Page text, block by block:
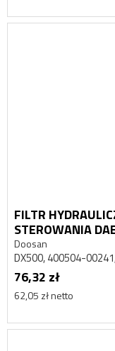
FILTR
STEROWANIA
Doosan
DX500, 400504-
76,32 zł
62,05 zł netto